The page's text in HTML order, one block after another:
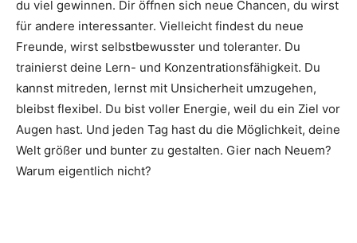
du viel gewinnen. Dir öffnen sich neue Chancen, du wirst
für andere interessanter. Vielleicht findest du neue
Freunde, wirst selbstbewusster und toleranter. Du
trainierst deine Lern- und Konzentrationsfähigkeit. Du
kannst mitreden, lernst mit Unsicherheit umzugehen,
bleibst flexibel. Du bist voller Energie, weil du ein Ziel vor
Augen hast. Und jeden Tag hast du die Möglichkeit, deine
Welt größer und bunter zu gestalten. Gier nach Neuem?
Warum eigentlich nicht?